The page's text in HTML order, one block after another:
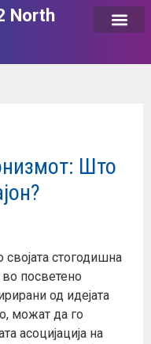
North
Што
стогодишна
посветено
од идејата
можат да го
асоцијација на